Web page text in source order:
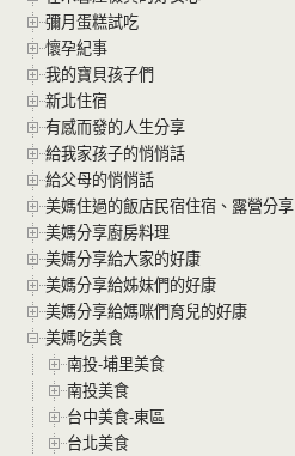
彌月蛋糕試吃
懷孕紀事
我的寶貝孩子們
新北住宿
有感而發的人生分享
給我家孩子的悄悄話
給父母的悄悄話
美媽住過的飯店民宿住宿、露營分享
美媽分享廚房料理
美媽分享給大家的好康
美媽分享給姊妹們的好康
美媽分享給媽咪們育兒的好康
美媽吃美食
南投-埔里美食
南投美食
台中美食-東區
台北美食